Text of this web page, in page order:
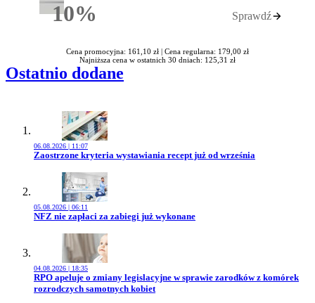
10%Rabatu Sprawdź
Cena promocyjna: 161,10 zł | Cena regularna: 179,00 zł
Najniższa cena w ostatnich 30 dniach: 125,31 zł
Ostatnio dodane
06.08.2026 | 11:07
Przejdź do artykułu:
Zaostrzone kryteria wystawiania recept już od września
05.08.2026 | 06:11
Przejdź do artykułu:
NFZ nie zapłaci za zabiegi już wykonane
04.08.2026 | 18:35
Przejdź do artykułu:
RPO apeluje o zmiany legislacyjne w sprawie zarodków z komórek
rozrodczych samotnych kobiet